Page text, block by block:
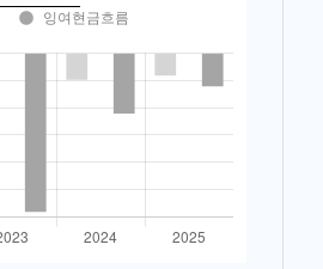
잉여현금흐름